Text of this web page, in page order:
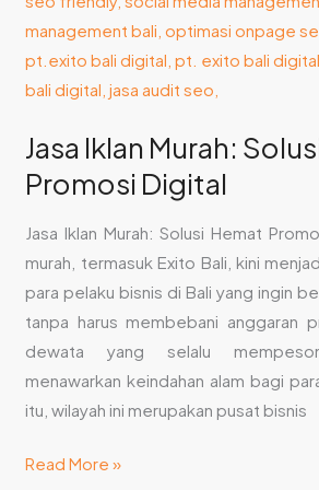
Jasa Iklan Murah:
Promosi Digital
Jasa Iklan Murah: Solusi Hemat
murah, termasuk Exito Bali, kini
para pelaku bisnis di Bali yang ingin
tanpa harus membebani anggaran
dewata yang selalu
menawarkan keindahan alam bagi
itu, wilayah ini merupakan pusat bisnis
Read More »